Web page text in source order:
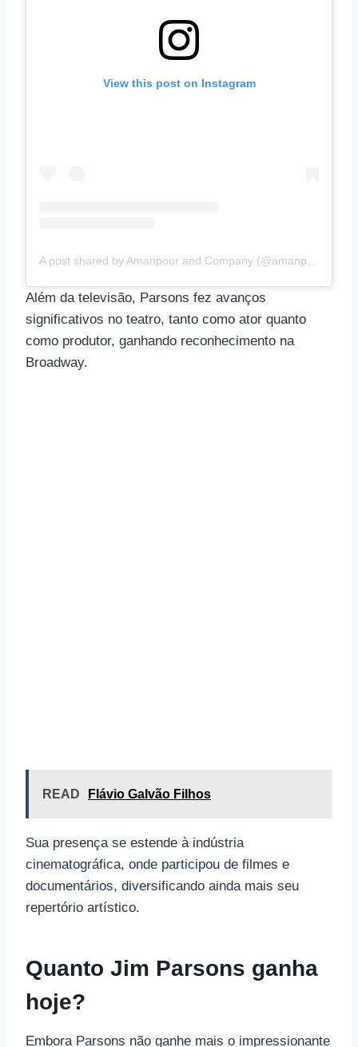
View this post on Instagram
Além da televisão, Parsons fez avanços
significativos no teatro, tanto como ator quanto
como produtor, ganhando reconhecimento na
Broadway.
READ Flávio Galvão Filhos
Sua presença se estende à indústria
cinematográfica, onde participou de filmes e
documentários, diversificando ainda mais seu
repertório artístico.
Quanto Jim Parsons ganha
hoje?
Embora Parsons não ganhe mais o impressionante